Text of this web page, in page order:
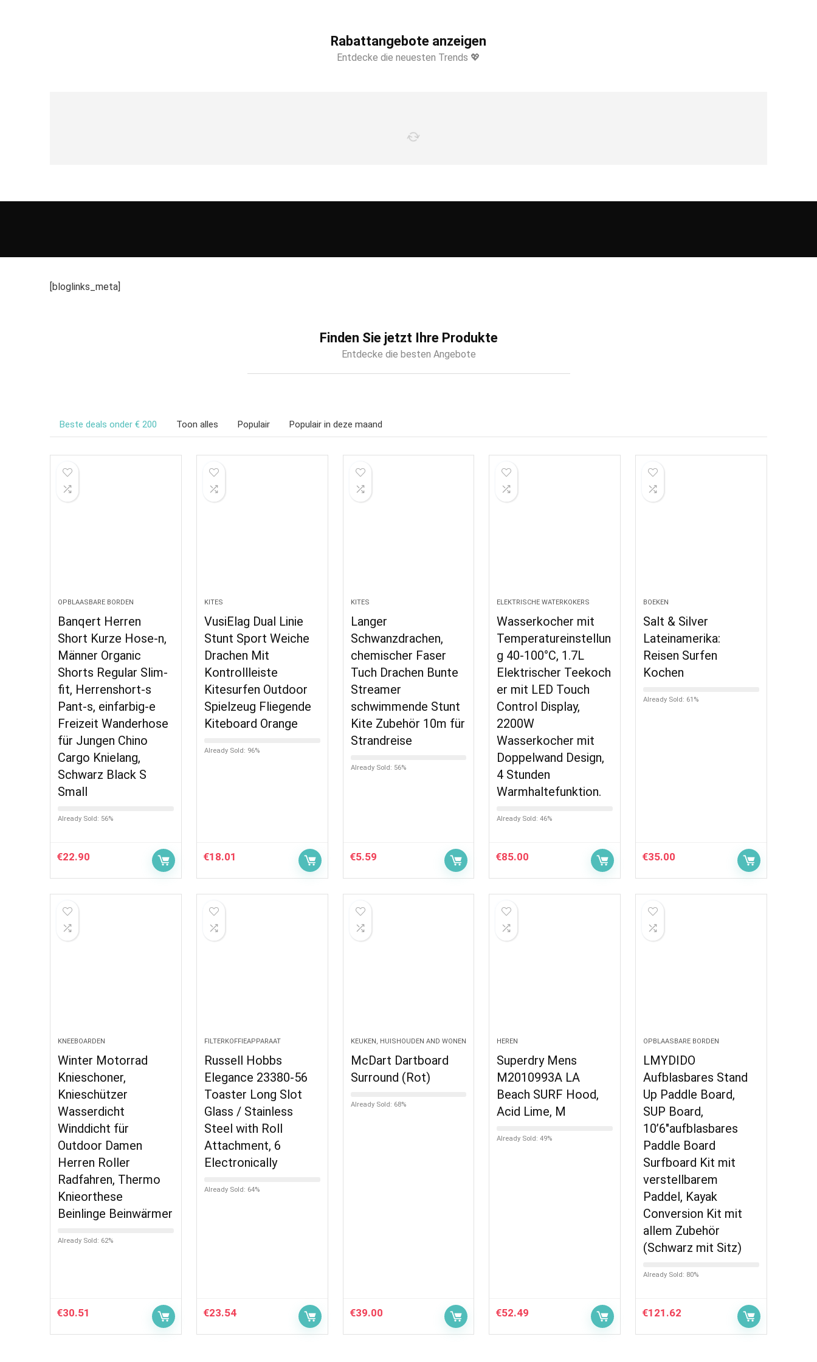
Rabattangebote anzeigen
Entdecke die neuesten Trends 💖
[bloglinks_meta]
Finden Sie jetzt Ihre Produkte
Entdecke die besten Angebote
Beste deals onder € 200 Toon alles Populair Populair in deze maand
OPBLAASBARE BORDEN
Banqert Herren
Short Kurze Hose-n,
Männer Organic
Shorts Regular Slim-
fit, Herrenshort-s
Pant-s, einfarbig-e
Freizeit Wanderhose
für Jungen Chino
Cargo Knielang,
Schwarz Black S
Small
Already Sold: 56%
€22.90
KITES
VusiElag Dual Linie
Stunt Sport Weiche
Drachen Mit
Kontrollleiste
Kitesurfen Outdoor
Spielzeug Fliegende
Kiteboard Orange
Already Sold: 96%
€18.01
KITES
Langer
Schwanzdrachen,
chemischer Faser
Tuch Drachen Bunte
Streamer
schwimmende Stunt
Kite Zubehör 10m für
Strandreise
Already Sold: 56%
€5.59
ELEKTRISCHE WATERKOKERS
Wasserkocher mit
Temperatureinstellun
g 40-100°C, 1.7L
Elektrischer Teekoch
er mit LED Touch
Control Display,
2200W
Wasserkocher mit
Doppelwand Design,
4 Stunden
Warmhaltefunktion.
Already Sold: 46%
€85.00
BOEKEN
Salt & Silver
Lateinamerika:
Reisen Surfen
Kochen
Already Sold: 61%
€35.00
KNEEBOARDEN
Winter Motorrad
Knieschoner,
Knieschützer
Wasserdicht
Winddicht für
Outdoor Damen
Herren Roller
Radfahren, Thermo
Knieorthese
Beinlinge Beinwärmer
Already Sold: 62%
€30.51
FILTERKOFFIEAPPARAAT
Russell Hobbs
Elegance 23380-56
Toaster Long Slot
Glass / Stainless
Steel with Roll
Attachment, 6
Electronically
Already Sold: 64%
€23.54
KEUKEN, HUISHOUDEN AND WONEN
McDart Dartboard
Surround (Rot)
Already Sold: 68%
€39.00
HEREN
Superdry Mens
M2010993A LA
Beach SURF Hood,
Acid Lime, M
Already Sold: 49%
€52.49
OPBLAASBARE BORDEN
LMYDIDO
Aufblasbares Stand
Up Paddle Board,
SUP Board,
10’6″aufblasbares
Paddle Board
Surfboard Kit mit
verstellbarem
Paddel, Kayak
Conversion Kit mit
allem Zubehör
(Schwarz mit Sitz)
Already Sold: 80%
€121.62